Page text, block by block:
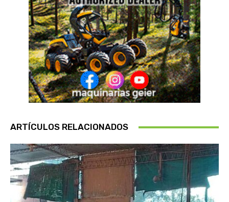
ARTÍCULOS RELACIONADOS